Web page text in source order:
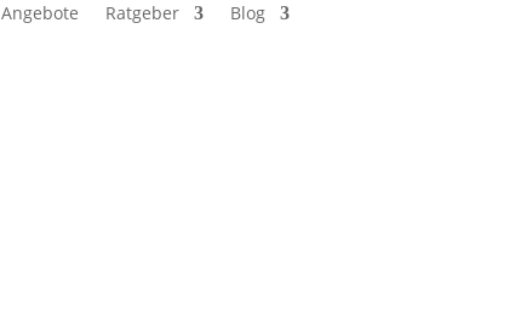
Angebote Ratgeber Blog